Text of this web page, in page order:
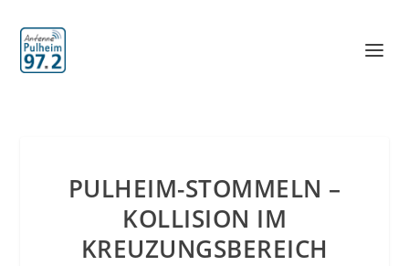
PULHEIM-STOMMELN –
KOLLISION IM
KREUZUNGSBEREICH